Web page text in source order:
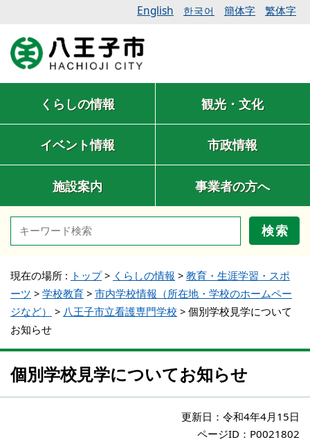
English 한국어 簡体字 繁体字
くらしの情報 観光・文化
イベント情報 市政情報
施設案内 事業者の方へ
検索
現在の場所 : トップ> くらしの情報 > 教育・生涯学習・スポ
ーツ > 学校教育 > 市内学校情報（所在地・学校のホームペー
ジなど）
> 八王子市立看護専門学校 > 個別学校見学について
お知らせ
個別学校見学についてお知らせ
更新日： 令和4年4月15日
ページID：P0021802